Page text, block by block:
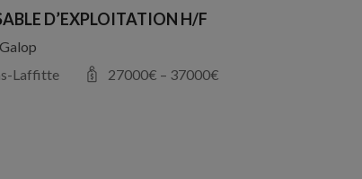
D’EXPLOITATION H/F
Laffitte
27000€ – 37000€